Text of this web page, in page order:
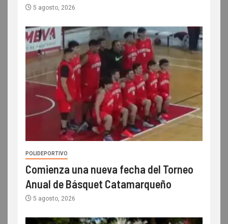
5 agosto, 2026
POLIDEPORTIVO
Comienza una nueva fecha del Torneo
Anual de Básquet Catamarqueño
5 agosto, 2026